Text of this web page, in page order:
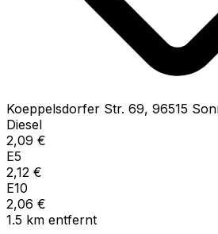
Koeppelsdorfer Str. 69, 96515
Diesel
2,09 €
E5
2,12 €
E10
2,06 €
1.5 km entfernt